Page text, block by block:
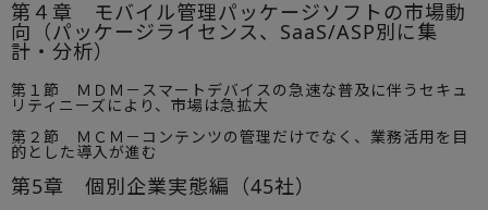
第４章 モバイル管理パッケージソフトの市場動
向（パッケージライセンス、SaaS/ASP別に集
計・分析）
第１節 ＭＤＭ－スマートデバイスの急速な普及に伴うセキュ
リティニーズにより、市場は急拡大
第２節 ＭＣＭ－コンテンツの管理だけでなく、業務活用を目
的とした導入が進む
第5章 個別企業実態編（45社）